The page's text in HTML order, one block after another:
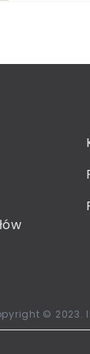
© 2023.